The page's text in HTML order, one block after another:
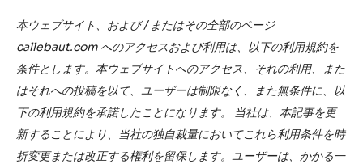
本ウェブサイト、および / またはその全部のページ
callebaut.com へのアクセスおよび利用は、以下の利用規約を
条件とします。本ウェブサイトへのアクセス、それの利用、また
はそれへの投稿を以て、ユーザーは制限なく、また無条件に、以
下の利用規約を承諾したことになります。 当社は、本記事を更
新することにより、当社の独自裁量においてこれら利用条件を時
折変更または改正する権利を留保します。ユーザーは、かかる一